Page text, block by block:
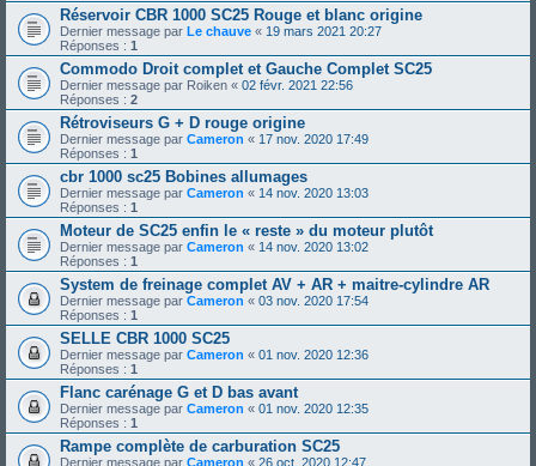
Réservoir CBR 1000 SC25 Rouge et blanc origine
Dernier message par Le chauve « 19 mars 2021 20:27
Réponses : 1
Commodo Droit complet et Gauche Complet SC25
Dernier message par Roiken « 02 févr. 2021 22:56
Réponses : 2
Rétroviseurs G + D rouge origine
Dernier message par Cameron « 17 nov. 2020 17:49
Réponses : 1
cbr 1000 sc25 Bobines allumages
Dernier message par Cameron « 14 nov. 2020 13:03
Réponses : 1
Moteur de SC25 enfin le « reste » du moteur plutôt
Dernier message par Cameron « 14 nov. 2020 13:02
Réponses : 1
System de freinage complet AV + AR + maitre-cylindre AR
Dernier message par Cameron « 03 nov. 2020 17:54
Réponses : 1
SELLE CBR 1000 SC25
Dernier message par Cameron « 01 nov. 2020 12:36
Réponses : 1
Flanc carénage G et D bas avant
Dernier message par Cameron « 01 nov. 2020 12:35
Réponses : 1
Rampe complète de carburation SC25
Dernier message par Cameron « 26 oct. 2020 12:47